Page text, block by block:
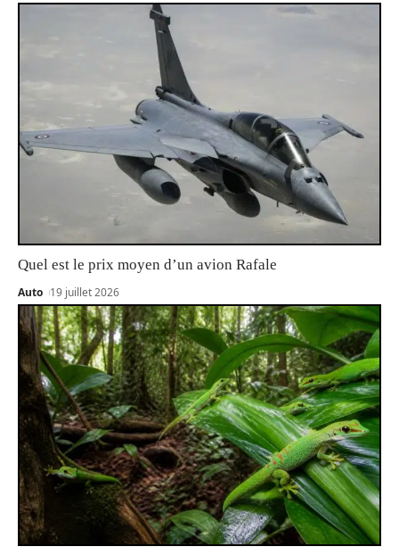
Quel est le prix moyen d’un avion Rafale
Auto 19 juillet 2026